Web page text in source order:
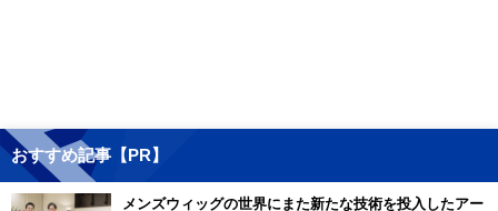
おすすめ記事【PR】
メンズウィッグの世界にまた新たな技術を投入したアー